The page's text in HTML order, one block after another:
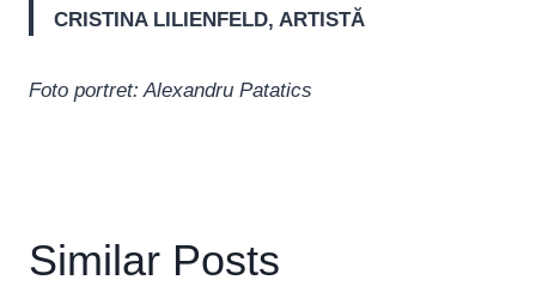
CRISTINA LILIENFELD, ARTISTĂ
Foto portret: Alexandru Patatics
Similar Posts